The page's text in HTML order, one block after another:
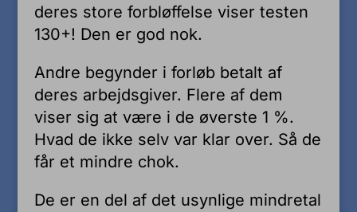
deres store forbløffelse viser testen
130+! Den er god nok.
Andre begynder i forløb betalt af
deres arbejdsgiver. Flere af dem
viser sig at være i de øverste 1 %.
Hvad de ikke selv var klar over. Så de
får et mindre chok.
De er en del af det usynlige mindretal